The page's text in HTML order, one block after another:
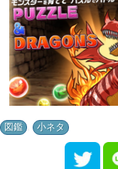
図鑑 小ネタ